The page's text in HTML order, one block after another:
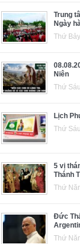
Trung
Ngày
Thứ
Niên
Thứ
Lịch
Thứ
5 vị
Thánh
Thứ
Đức
Thứ